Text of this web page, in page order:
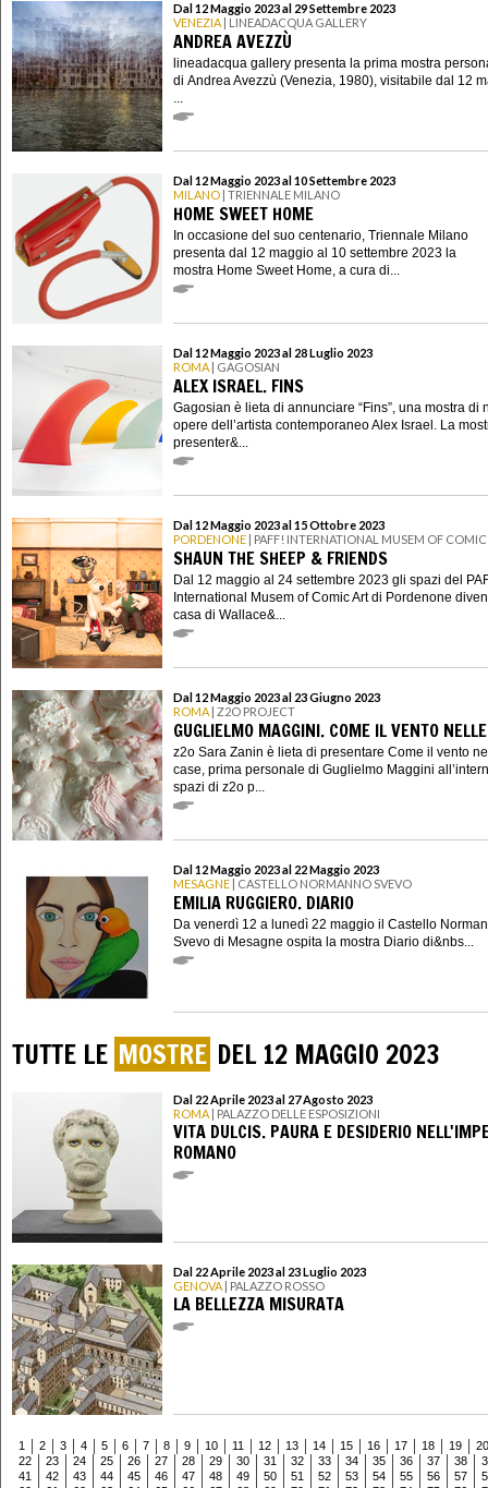
Dal 12 Maggio 2023 al 29 Settembre 2023
VENEZIA | LINEADACQUA GALLERY
ANDREA AVEZZÙ
lineadacqua gallery presenta la prima mostra
di Andrea Avezzù (Venezia, 1980), visitabile dal 12
Dal 12 Maggio 2023 al 10 Settembre 2023
MILANO | TRIENNALE MILANO
HOME SWEET HOME
In occasione del suo centenario, Triennale Milano
presenta dal 12 maggio al 10 settembre 2023 la
mostra Home Sweet Home, a cura di...
Dal 12 Maggio 2023 al 28 Luglio 2023
ROMA | GAGOSIAN
ALEX ISRAEL. FINS
Gagosian è lieta di annunciare “Fins”, una mostra di
opere dell’artista contemporaneo Alex Israel. La
presenter&...
Dal 12 Maggio 2023 al 15 Ottobre 2023
PORDENONE | PAFF! INTERNATIONAL MUSEM OF
SHAUN THE SHEEP & FRIENDS
Dal 12 maggio al 24 settembre 2023 gli spazi del
International Musem of Comic Art di Pordenone
casa di Wallace&...
Dal 12 Maggio 2023 al 23 Giugno 2023
ROMA | Z2O PROJECT
GUGLIELMO MAGGINI. COME IL VENTO
z2o Sara Zanin è lieta di presentare Come il vento
case, prima personale di Guglielmo Maggini
spazi di z2o p...
Dal 12 Maggio 2023 al 22 Maggio 2023
MESAGNE | CASTELLO NORMANNO SVEVO
EMILIA RUGGIERO. DIARIO
Da venerdì 12 a lunedì 22 maggio il Castello
Svevo di Mesagne ospita la mostra Diario di&nbs...
TUTTE LE MOSTRE DEL 12 MAGGIO 2023
Dal 22 Aprile 2023 al 27 Agosto 2023
ROMA | PALAZZO DELLE ESPOSIZIONI
VITA DULCIS. PAURA E DESIDERIO
ROMANO
Dal 22 Aprile 2023 al 23 Luglio 2023
GENOVA | PALAZZO ROSSO
LA BELLEZZA MISURATA
1 2 3 4 5 6 7 8 9 10 11 12 13 14 15 16 17 18 19
20
22
23 24 25 26 27 28 29 30 31 32 33 34 35 36 37 38
41
42 43 44 45 46 47 48 49 50 51 52 53 54 55 56 57